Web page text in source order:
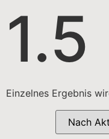
1.5
Einzelnes Ergebnis